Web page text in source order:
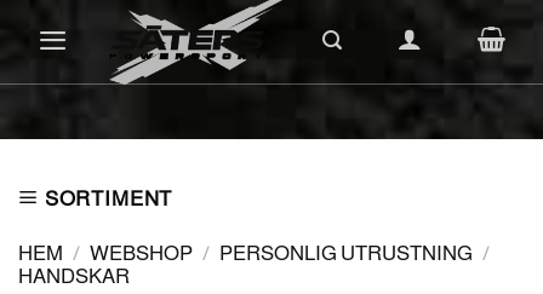
SORTIMENT
HEM / WEBSHOP / PERSONLIG UTRUSTNING /
HANDSKAR